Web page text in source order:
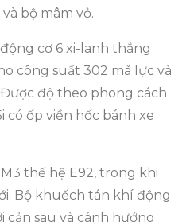
bộ mâm vỏ.
cơ 6 xi-lanh thẳng
công suất 302 mã lực và
độ theo phong cách
có ốp viền hốc bánh xe
thế hệ E92, trong khi
Bộ khuếch tán khí động
sau và cánh hướng